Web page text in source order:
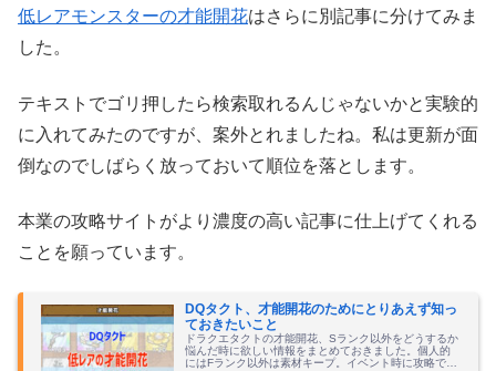
低レアモンスターの才能開花はさらに別記事に分けてみま
した。
テキストでゴリ押したら検索取れるんじゃないかと実験的
に入れてみたのですが、案外とれましたね。私は更新が面
倒なのでしばらく放っておいて順位を落とします。
本業の攻略サイトがより濃度の高い記事に仕上げてくれる
ことを願っています。
DQタクト、才能開花のためにとりあえず知っ
ておきたいこと
ドラクエタクトの才能開花、Sランク以外をどうするか
悩んだ時に欲しい情報をまとめておきました。個人的
にはFランク以外は素材キープ。イベント時に攻略で要